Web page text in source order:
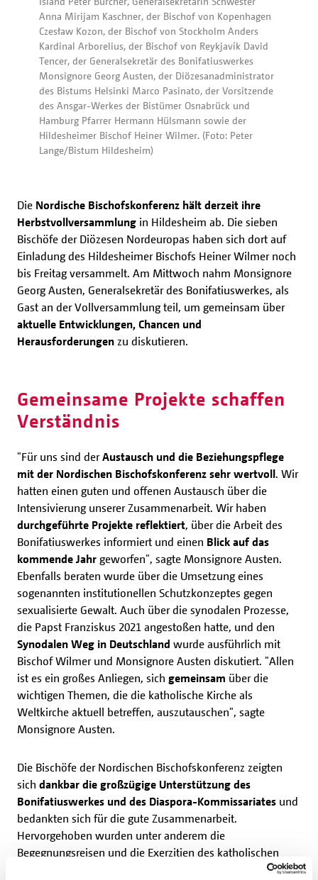
Anna Mirijam Kaschner, der Bischof von Kopenhagen
Czesław Kozon, der Bischof von Stockholm Anders
Kardinal Arborelius, der Bischof von Reykjavík David
Tencer, der Generalsekretär des Bonifatiuswerkes
Monsignore Georg Austen, der Diözesanadministrator
des Bistums Helsinki Marco Pasinato, der Vorsitzende
des Ansgar-Werkes der Bistümer Osnabrück und
Hamburg Pfarrer Hermann Hülsmann sowie der
Hildesheimer Bischof Heiner Wilmer. (Foto: Peter
Lange/Bistum Hildesheim)
Die Nordische Bischofskonferenz hält derzeit ihre
Herbstvollversammlung in Hildesheim ab. Die sieben
Bischöfe der Diözesen Nordeuropas haben sich dort auf
Einladung des Hildesheimer Bischofs Heiner Wilmer noch
bis Freitag versammelt. Am Mittwoch nahm Monsignore
Georg Austen, Generalsekretär des Bonifatiuswerkes, als
Gast an der Vollversammlung teil, um gemeinsam über
aktuelle Entwicklungen, Chancen und
Herausforderungen zu diskutieren.
Gemeinsame Projekte schaffen
Verständnis
"Für uns sind derAustausch und die Beziehungspflege
mit der Nordischen Bischofskonferenz sehr wertvoll. Wir
hatten einen guten und offenen Austausch über die
Intensivierung unserer Zusammenarbeit. Wir haben
durchgeführte Projekte reflektiert, über die Arbeit des
Bonifatiuswerkes informiert und einen Blick auf das
kommende Jahr geworfen", sagte Monsignore Austen.
Ebenfalls beraten wurde über die Umsetzung eines
sogenannten institutionellen Schutzkonzeptes gegen
sexualisierte Gewalt. Auch über die synodalen Prozesse,
die Papst Franziskus 2021 angestoßen hatte, und den
Synodalen Weg in Deutschland wurde ausführlich mit
Bischof Wilmer und Monsignore Austen diskutiert. "Allen
ist es ein großes Anliegen, sich gemeinsam über die
wichtigen Themen, die die katholische Kirche als
Weltkirche aktuell betreffen, auszutauschen", sagte
Monsignore Austen.
Die Bischöfe der Nordischen Bischofskonferenz zeigten
sich dankbar die großzügige Unterstützung des
Bonifatiuswerkes und des Diaspora-Kommissariates und
bedankten sich für die gute Zusammenarbeit.
Hervorgehoben wurden unter anderem die
Begegnungsreisen und die Exerzitien des katholischen